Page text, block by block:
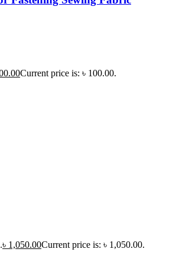
Current price is: ৳ 100.00.
৳ 1,050.00Current price is: ৳ 1,050.00.